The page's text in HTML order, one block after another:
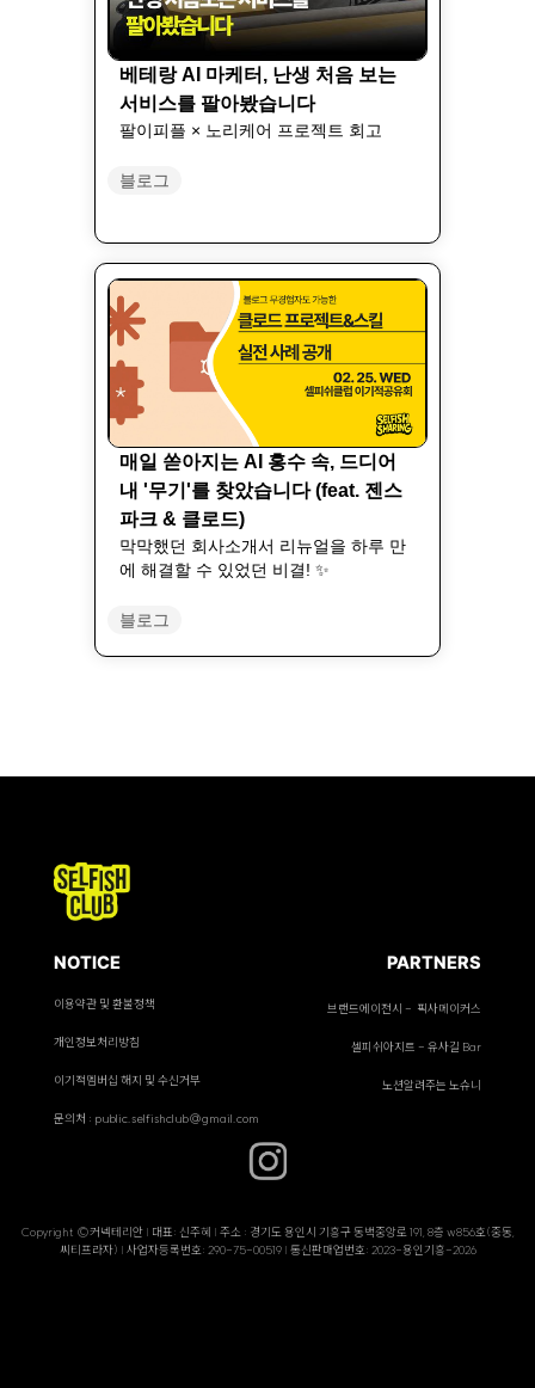
베테랑 AI 마케터, 난생 처음 보는
서비스를 팔아봤습니다
팔이피플 × 노리케어 프로젝트 회고
블로그
매일 쏟아지는 AI 홍수 속, 드디어
내 '무기'를 찾았습니다 (feat. 젠스
파크 & 클로드)
막막했던 회사소개서 리뉴얼을 하루 만
에 해결할 수 있었던 비결! ✨
블로그
NOTICE PARTNERS
이용약관 및 환불정책 브랜드에이전시 - 픽사메이커스
개인정보처리방침 셀피쉬아지트 - 유사길 Bar
이기적멤버십 해지 및 수신거부 노션알려주는 노슈니
문의처 : public.selfishclub@gmail.com
Copyright ©커넥테리안 | 대표: 신주혜 | 주소 : 경기도 용인시 기흥구 동백중앙로 191, 8층 w856호(중동,
씨티프라자) | 사업자등록번호: 290-75-00519 | 통신판매업번호: 2023-용인기흥-2026